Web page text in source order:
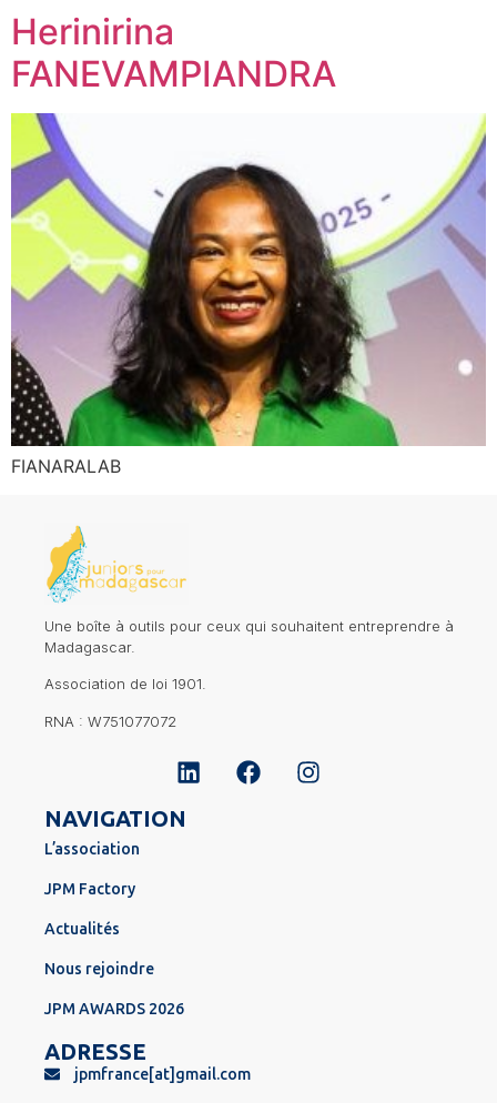
Herinirina
FANEVAMPIANDRA
FIANARALAB
Une boîte à outils pour ceux qui souhaitent entreprendre à
Madagascar.
Association de loi 1901.
RNA : W751077072
NAVIGATION
L’association
JPM Factory
Actualités
Nous rejoindre
JPM AWARDS 2026
ADRESSE
jpmfrance[at]gmail.com